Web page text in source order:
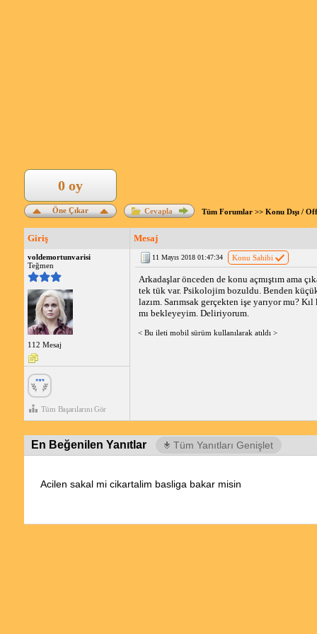
Öne Çıkar
0 oy
Cevapla Tüm Forumlar>> Konu Dışı /
Giriş Mesaj
voldemortunvarisi
Teğmen
112 Mesaj
Tüm Başarılarını Gör
11 Mayıs 2018 01:47:34 Konu Sahibi
Arkadaşlar önceden de konu açmıştım ama
tek tük var. Psikolojim bozuldu. Benden
lazım. Sarımsak gerçekten işe yarıyor mu?
mı bekleyeyim. Deliriyorum.
< Bu ileti mobil sürüm kullanılarak atıldı >
En Beğenilen Yanıtlar Tüm Yanıtları Genişlet
Acilen sakal mi cikartalim basliga bakar misin